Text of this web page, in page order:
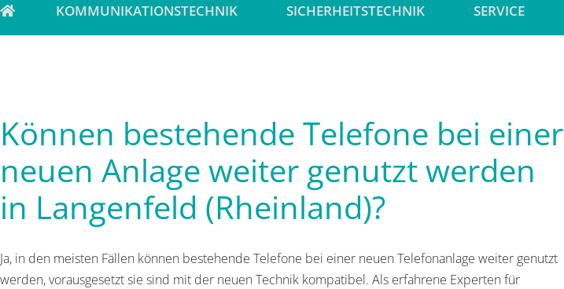
KOMMUNIKATIONSTECHNIK SICHERHEITSTECHNIK SERVICE
Können bestehende Telefone bei einer
neuen Anlage weiter genutzt werden
in Langenfeld (Rheinland)?
Ja, in den meisten Fällen können bestehende Telefone bei einer neuen Telefonanlage weiter genutzt
werden, vorausgesetzt sie sind mit der neuen Technik kompatibel. Als erfahrene Experten für